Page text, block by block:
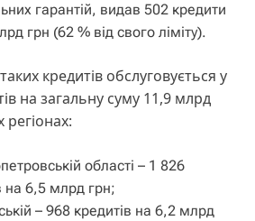
гарантій, видав 502 кредити
грн (62 % від свого ліміту).
кредитів обслуговується у
на загальну суму 11,9 млрд
регіонах:
області – 1 826
на 6,5 млрд грн;
– 968 кредитів на 6,2 млрд